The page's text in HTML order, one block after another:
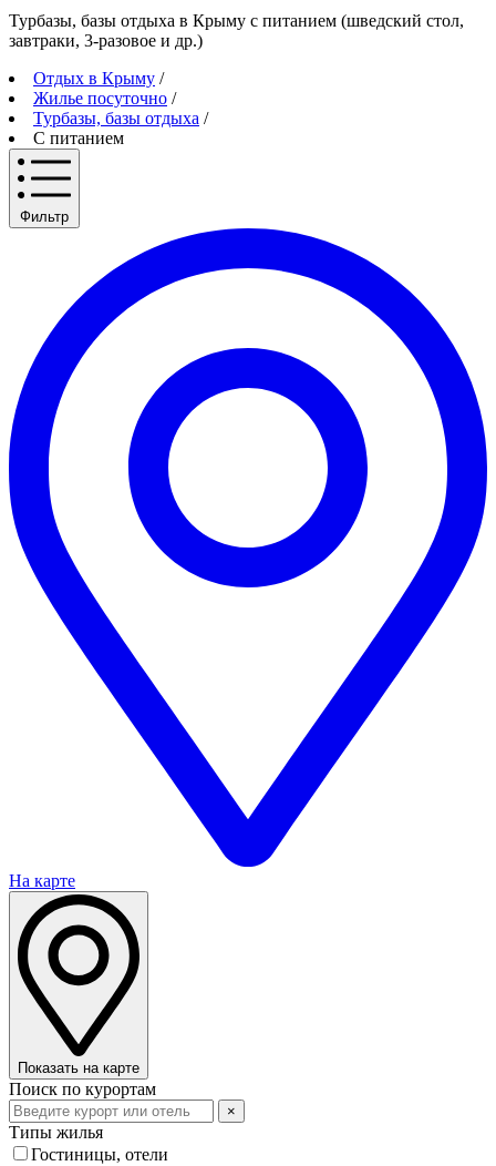
Турбазы, базы отдыха в Крыму c питанием (шведский стол,
завтраки, 3-разовое и др.)
Отдых в Крыму /
Жилье посуточно /
Турбазы, базы отдыха /
С питанием
Фильтр
На карте
Показать на карте
Поиск по курортам
×
Типы жилья
Гостиницы, отели